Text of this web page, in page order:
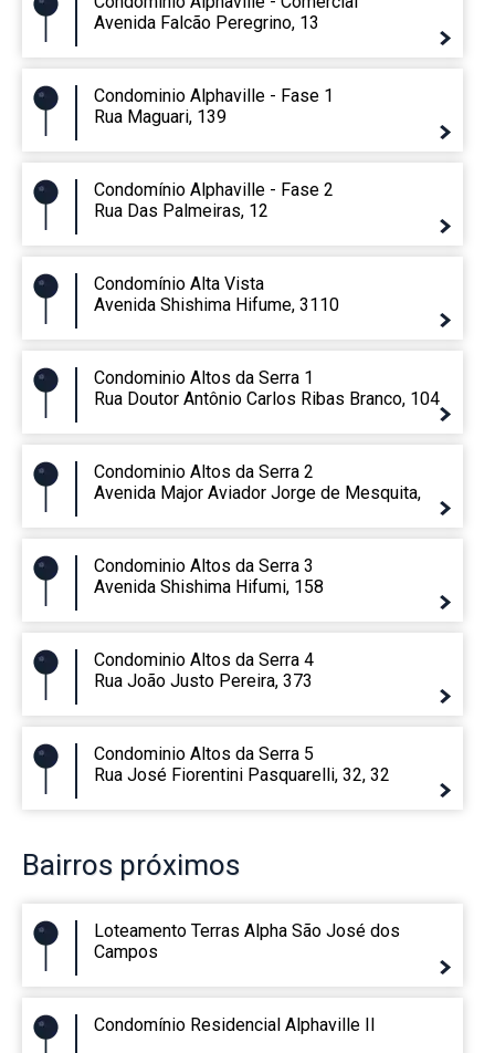
Avenida Falcão Peregrino, 13
Condominio Alphaville - Fase 1
Rua Maguari, 139
Condomínio Alphaville - Fase 2
Rua Das Palmeiras, 12
Condomínio Alta Vista
Avenida Shishima Hifume, 3110
Condominio Altos da Serra 1
Rua Doutor Antônio Carlos Ribas Branco, 104
Condominio Altos da Serra 2
Avenida Major Aviador Jorge de Mesquita,
Condominio Altos da Serra 3
Avenida Shishima Hifumi, 158
Condominio Altos da Serra 4
Rua João Justo Pereira, 373
Condominio Altos da Serra 5
Rua José Fiorentini Pasquarelli, 32, 32
Bairros próximos
Loteamento Terras Alpha São José dos
Campos
Condomínio Residencial Alphaville II